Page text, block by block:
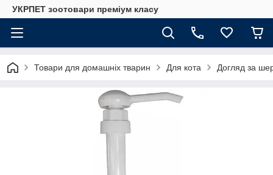
УКРПЕТ зоотовари преміум класу
Товари для домашніх тварин Для кота Догляд за